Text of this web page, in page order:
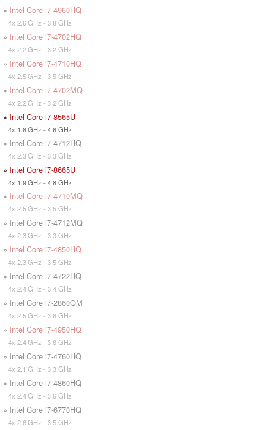
» Intel Core i7-4960HQ
4x 2.6 GHz - 3.8 GHz
» Intel Core i7-4702HQ
4x 2.2 GHz - 3.2 GHz
» Intel Core i7-4710HQ
4x 2.5 GHz - 3.5 GHz
» Intel Core i7-4702MQ
4x 2.2 GHz - 3.2 GHz
» Intel Core i7-8565U
4x 1.8 GHz - 4.6 GHz
» Intel Core i7-4712HQ
4x 2.3 GHz - 3.3 GHz
» Intel Core i7-8665U
4x 1.9 GHz - 4.8 GHz
» Intel Core i7-4710MQ
4x 2.5 GHz - 3.5 GHz
» Intel Core i7-4712MQ
4x 2.3 GHz - 3.3 GHz
» Intel Core i7-4850HQ
4x 2.3 GHz - 3.5 GHz
» Intel Core i7-4722HQ
4x 2.4 GHz - 3.4 GHz
» Intel Core i7-2860QM
4x 2.5 GHz - 3.6 GHz
» Intel Core i7-4950HQ
4x 2.4 GHz - 3.6 GHz
» Intel Core i7-4760HQ
4x 2.1 GHz - 3.3 GHz
» Intel Core i7-4860HQ
4x 2.4 GHz - 3.6 GHz
» Intel Core i7-6770HQ
4x 2.6 GHz - 3.5 GHz